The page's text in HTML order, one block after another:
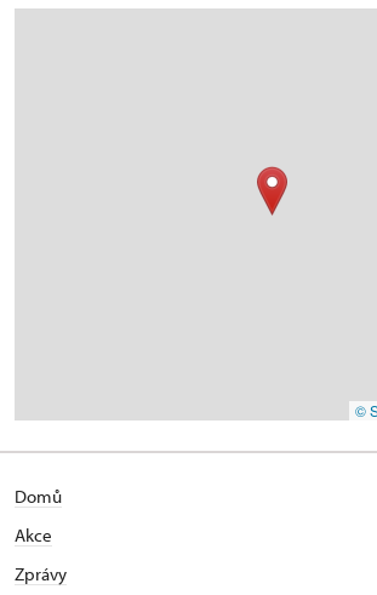
©
Domů
Akce
Zprávy